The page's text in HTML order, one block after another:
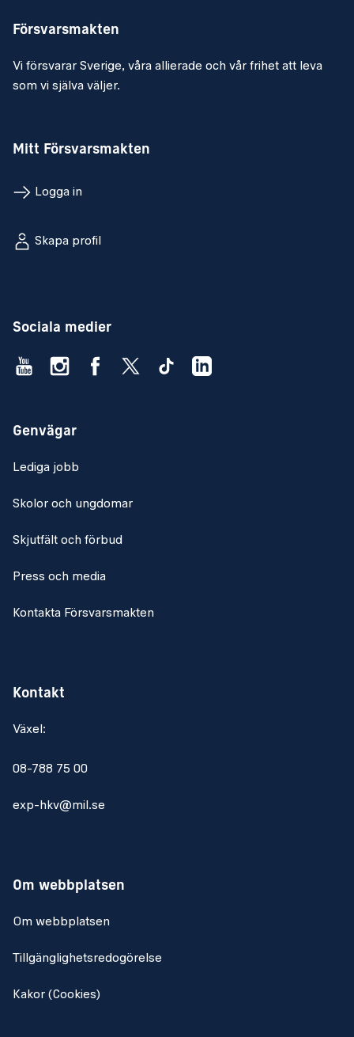
Försvarsmakten
Vi försvarar Sverige, våra allierade och vår frihet att leva
som vi själva väljer.
Mitt Försvarsmakten
Logga in
Skapa profil
Sociala medier
Genvägar
Lediga jobb
Skolor och ungdomar
Skjutfält och förbud
Press och media
Kontakta Försvarsmakten
Kontakt
Växel:
08-788 75 00
exp-hkv@mil.se
Om webbplatsen
Om webbplatsen
Tillgänglighetsredogörelse
Kakor (Cookies)